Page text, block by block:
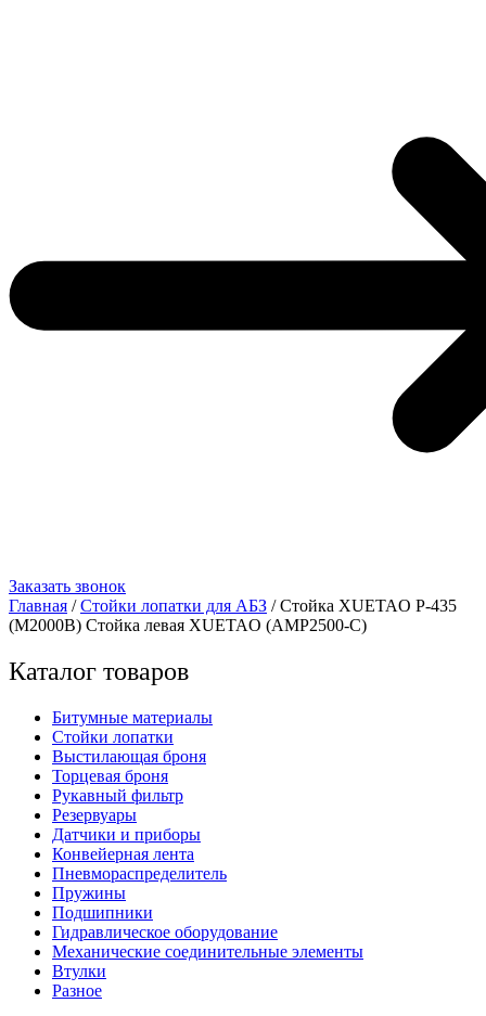
Заказать звонок
Главная /Стойки лопатки для АБЗ / Стойка XUETAO Р-435
(M2000B) Стойка левая XUETAO (AMP2500-C)
Каталог товаров
Битумные материалы
Стойки лопатки
Выстилающая броня
Торцевая броня
Рукавный фильтр
Резервуары
Датчики и приборы
Конвейерная лента
Пневмораспределитель
Пружины
Подшипники
Гидравлическое оборудование
Механические соединительные элементы
Втулки
Разное